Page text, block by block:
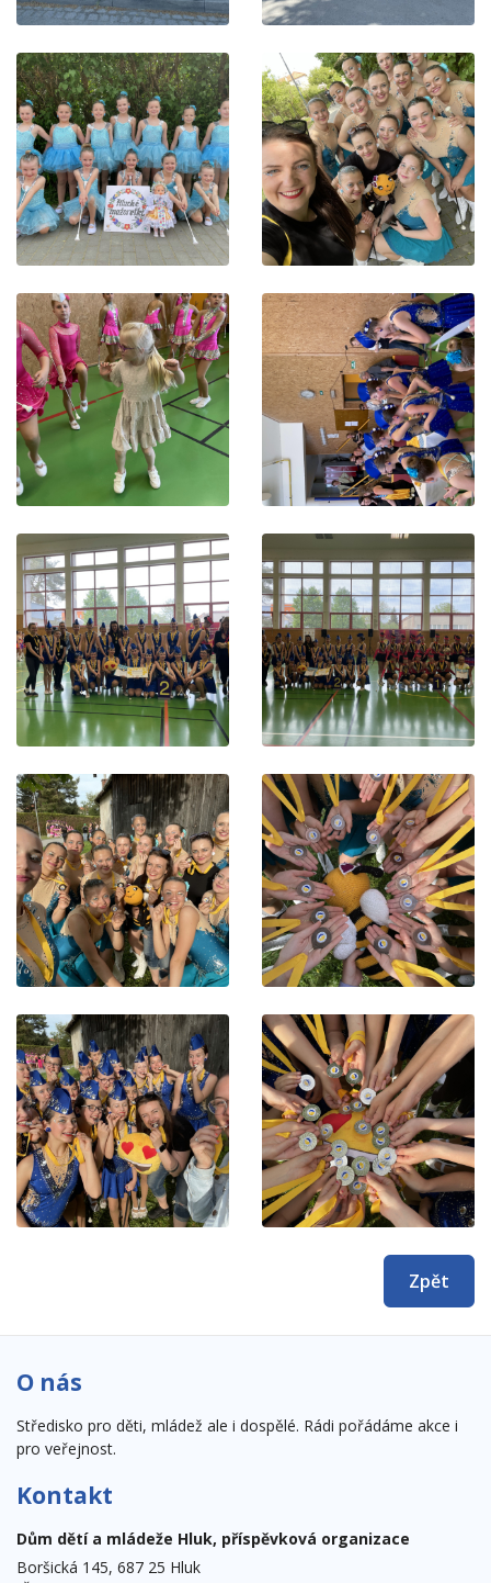
Zpět
O nás
Středisko pro děti, mládež ale i dospělé. Rádi pořádáme akce i
pro veřejnost.
Kontakt
Dům dětí a mládeže Hluk, příspěvková organizace
Boršická 145, 687 25 Hluk